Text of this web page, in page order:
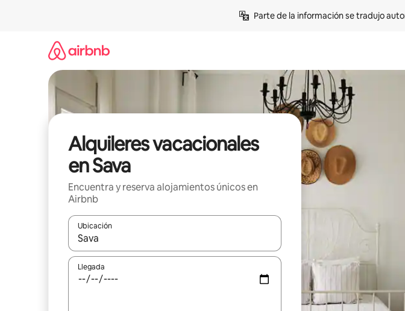
Parte de la información se tradujo
Alquileres vacacionales
en Sava
Encuentra y reserva alojamientos únicos en
Airbnb
Ubicación
Cuando los resultados estén disponibles, navega con las teclas de flecha hacia
Llegada